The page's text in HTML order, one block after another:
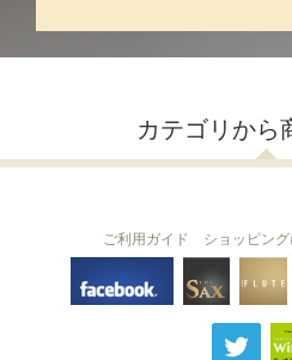
カテゴリから
THE SAX
ご利用ガイド ショッピン